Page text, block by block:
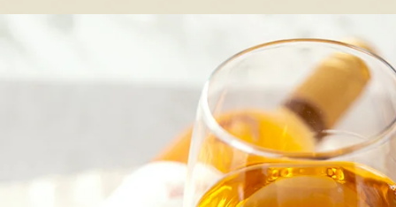
が、社内でも評判だったことから、
いただけるぶどうを、もっと多くの
と、一念発起。退職し、就農を決め
を超えるぶどう栽培だけでなく、自
素材を使ったドライフルーツをはじ
わった加工品の製造・販売も行う。